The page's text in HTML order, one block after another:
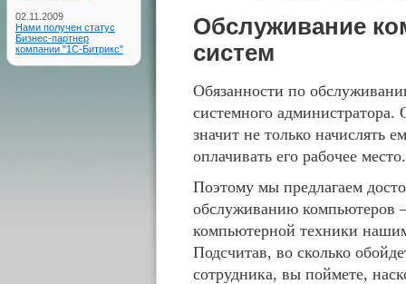
02.11.2009
Нами получен статус
Бизнес-партнер
компании "1С-Битрикс"
Обслуживание
систем
Обязанности по
системного администратора.
значит не только начислять
оплачивать его рабочее место.
Поэтому мы предлагаем
обслуживанию компьютеров
компьютерной техники
Подсчитав, во сколько
сотрудника, вы поймете,